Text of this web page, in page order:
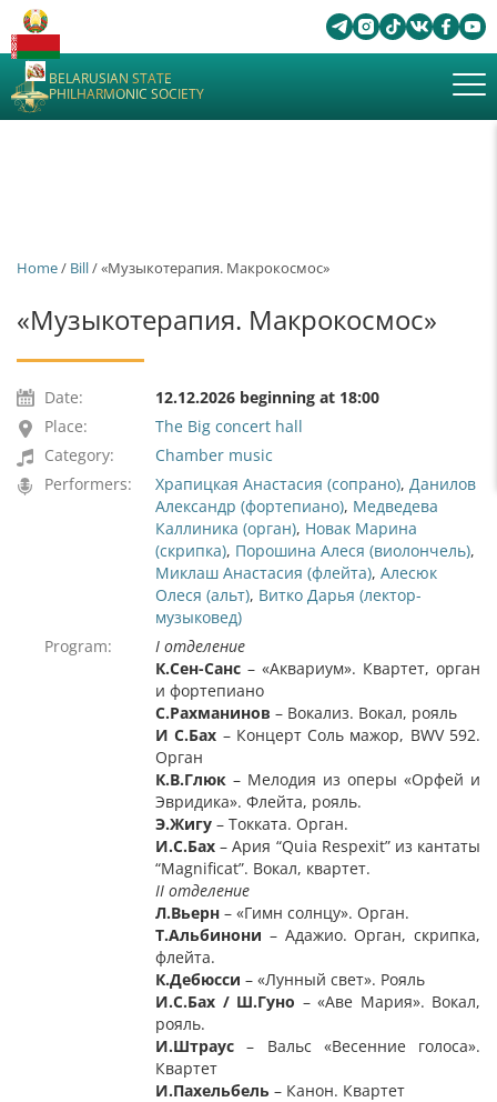
BELARUSIAN STATE
PHILHARMONIC SOCIETY
Home/ Bill/ «Музыкотерапия. Макрокосмос»
«Музыкотерапия. Макрокосмос»
Date:
12.12.2026 beginning at 18:00
Place:
The Big concert hall
Category:
Chamber music
Performers:
Храпицкая Анастасия (сопрано), Данилов
Александр (фортепиано), Медведева
Каллиника (орган), Новак Марина
(скрипка), Порошина Алеся (виолончель),
Миклаш Анастасия (флейта), Алесюк
Олеся (альт), Витко Дарья (лектор-
музыковед)
Program:
І отделение
К.Сен-Санс – «Аквариум». Квартет, орган
и фортепиано
С.Рахманинов – Вокализ. Вокал, рояль
И С.Бах – Концерт Соль мажор, BWV 592.
Орган
К.В.Глюк – Мелодия из оперы «Орфей и
Эвридика». Флейта, рояль.
Э.Жигу – Токката. Орган.
И.С.Бах – Ария “Quia Respexit” из кантаты
“Magnificat”. Вокал, квартет.
ІІ отделение
Л.Вьерн – «Гимн солнцу». Орган.
Т.Альбинони – Адажио. Орган, скрипка,
флейта.
К.Дебюсси – «Лунный свет». Рояль
И.С.Бах / Ш.Гуно – «Аве Мария». Вокал,
рояль.
И.Штраус – Вальс «Весенние голоса».
Квартет
И.Пахельбель – Канон. Квартет